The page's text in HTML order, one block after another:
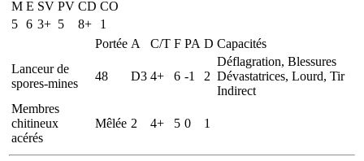
M E SV PV CD CO
5 6 3+ 5 8+
1
Portée A C/T F PA D Capacités
Lanceur de
spores-mines
48 D3 4+ 6 -1 2
Déflagration, Blessures
Dévastatrices, Lourd, Tir
Indirect
Membres
chitineux
acérés
Mêlée 2 4+ 5 0 1